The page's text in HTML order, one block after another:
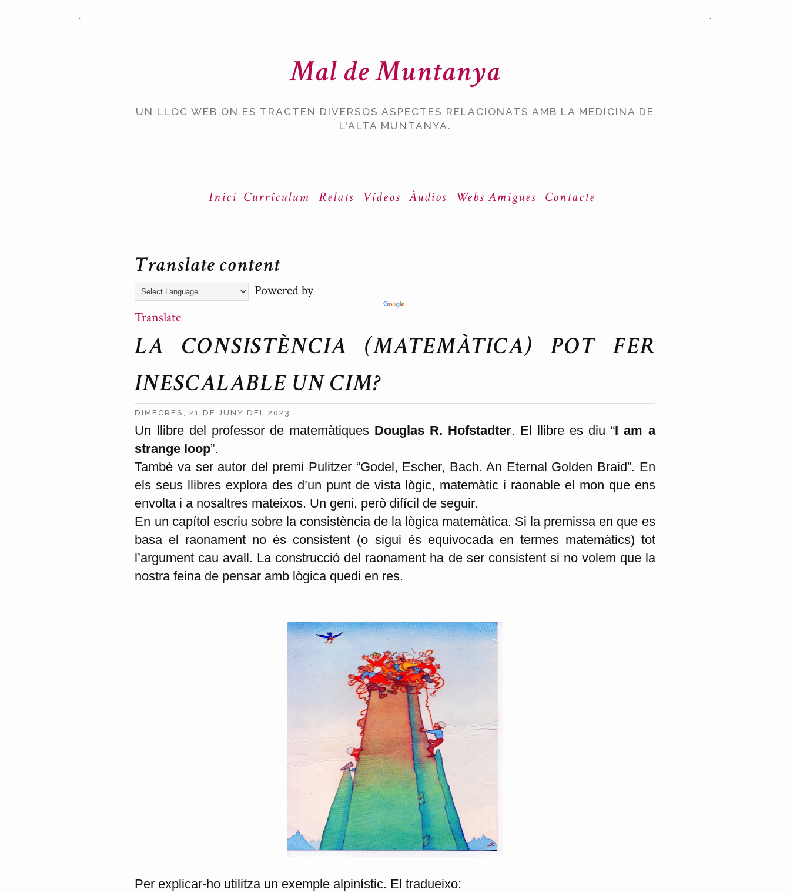
Mal de Muntanya
UN LLOC WEB ON ES TRACTEN DIVERSOS ASPECTES RELACIONATS AMB LA MEDICINA DE
L'ALTA MUNTANYA.
Inici Currículum Relats Vídeos Àudios Webs Amigues Contacte
Translate content
Powered by
Translate
LA CONSISTÈNCIA (MATEMÀTICA) POT FER
INESCALABLE UN CIM?
DIMECRES, 21 DE JUNY DEL 2023
P
u
b
l
i
c
a
t
t
Un llibre del professor de matemàtiques Douglas R. Hofstadter. El llibre es diu “I am a
strange loop”.
També va ser autor del premi Pulitzer “Godel, Escher, Bach. An Eternal Golden Braid”. En
els seus llibres explora des d’un punt de vista lògic, matemàtic i raonable el mon que ens
envolta i a nosaltres mateixos. Un geni, però difícil de seguir.
En un capítol escriu sobre la consistència de la lògica matemàtica. Si la premissa en que es
basa el raonament no és consistent (o sigui és equivocada en termes matemàtics) tot
l’argument cau avall. La construcció del raonament ha de ser consistent si no volem que la
nostra feina de pensar amb lògica quedi en res.
Per explicar-ho utilitza un exemple alpinístic. El tradueixo: